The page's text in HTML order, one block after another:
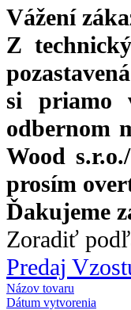
Vážení
Z
si priamo
odbernom
Wood
prosím
Ďakujeme
Zoradiť
Predaj
Názov tovaru
Dátum vytvorenia